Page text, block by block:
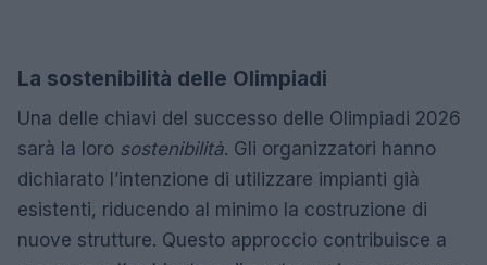
La sostenibilità delle Olimpiadi
Una delle chiavi del successo delle Olimpiadi 2026
sarà la loro sostenibilità. Gli organizzatori hanno
dichiarato l’intenzione di utilizzare impianti già
esistenti, riducendo al minimo la costruzione di
nuove strutture. Questo approccio contribuisce a